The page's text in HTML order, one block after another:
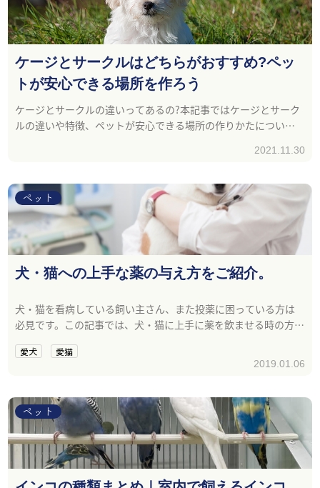
ケージとサークルはどちらがおすすめ?ペッ
トが安心できる場所を作ろう
ケージとサークルの違いってあるの?本記事ではケージとサーク
ルの違いや特徴、ペットが安心できる場所の作りかたについて
2021.11.30
ペット
犬・猫への上手な薬の与え方をご紹介。
犬・猫を看病している飼い主さん、また投薬に困っている方は
必見です。この記事では、犬・猫に上手に薬を飲ませる時の方法
愛犬 愛猫
2019.01.06
ペット